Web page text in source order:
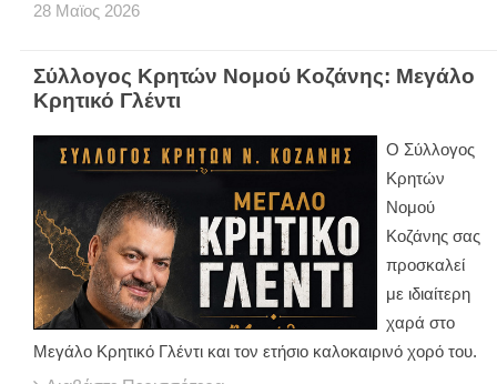
28 Μαϊος 2026
Σύλλογος Κρητών Νομού Κοζάνης: Μεγάλο
Κρητικό Γλέντι
Ο Σύλλογος
Κρητών
Νομού
Κοζάνης σας
προσκαλεί
με ιδιαίτερη
χαρά στο
Μεγάλο Κρητικό Γλέντι και τον ετήσιο καλοκαιρινό χορό του.